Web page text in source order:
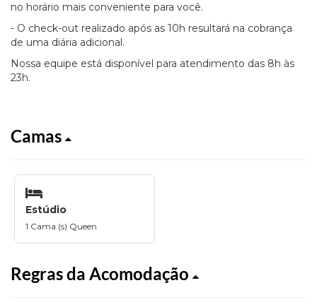
no horário mais conveniente para você.
- O check-out realizado após as 10h resultará na cobrança
de uma diária adicional.
Nossa equipe está disponível para atendimento das 8h às
23h.
Camas
Estúdio
1 Cama (s) Queen
Regras da Acomodação